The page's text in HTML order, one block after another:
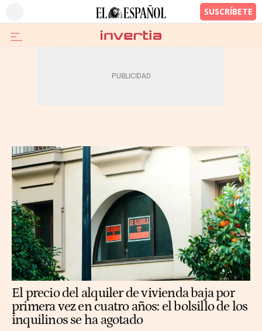
El precio del alquiler de vivienda baja por
primera vez en cuatro años: el bolsillo de los
inquilinos se ha agotado